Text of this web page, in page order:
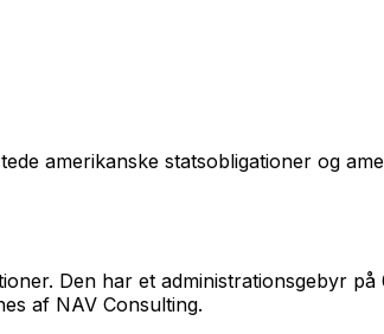
amerikanske statsobligationer og
Den har et administrationsgebyr på
af NAV Consulting.